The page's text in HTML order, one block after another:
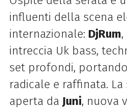
influenti della scena
internazionale: DjRum
intreccia Uk bass,
set profondi,
radicale e raffinata. La
aperta da Juni, nuova